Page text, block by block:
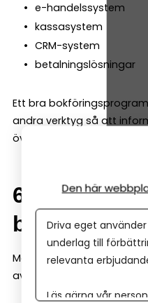
e-handelssystem
kassasystem
CRM-system
betalningslösningar
Ett bra
andra verktyg så att
över till bokföringen.
6.
bokföringen
Moderna
av bokföringen. Till
Den här
Driva eget
underlag till
relevanta
Läs gärna vår